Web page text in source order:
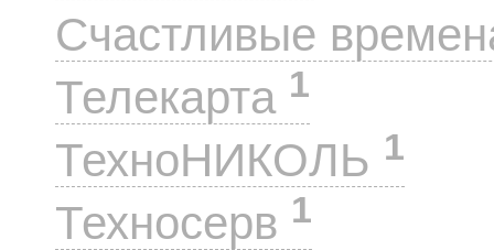
Счастливые
Телекарта 1
ТехноНИКОЛЬ 1
Техносерв 1